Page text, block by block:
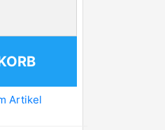
Artikel